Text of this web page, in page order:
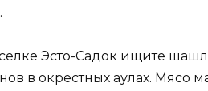
Эсто-Садок ищите
в окрестных аулах. Мясо